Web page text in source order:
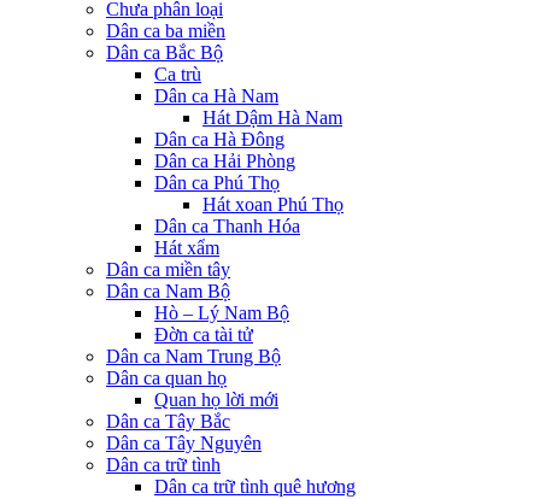
Chưa phân loại
Dân ca ba miền
Dân ca Bắc Bộ
Ca trù
Dân ca Hà Nam
Hát Dậm Hà Nam
Dân ca Hà Đông
Dân ca Hải Phòng
Dân ca Phú Thọ
Hát xoan Phú Thọ
Dân ca Thanh Hóa
Hát xẩm
Dân ca miền tây
Dân ca Nam Bộ
Hò – Lý Nam Bộ
Đờn ca tài tử
Dân ca Nam Trung Bộ
Dân ca quan họ
Quan họ lời mới
Dân ca Tây Bắc
Dân ca Tây Nguyên
Dân ca trữ tình
Dân ca trữ tình quê hương